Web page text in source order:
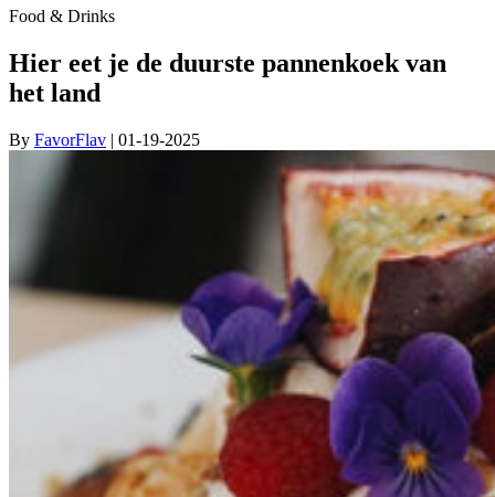
Food & Drinks
Hier eet je de duurste pannenkoek van
het land
By FavorFlav | 01-19-2025